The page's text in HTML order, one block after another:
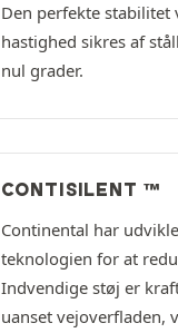
Den perfekte stabilitet
hastighed sikres af
nul grader.
CONTISILENT ™
Continental har
teknologien for at
Indvendige støj er
uanset vejoverfladen,